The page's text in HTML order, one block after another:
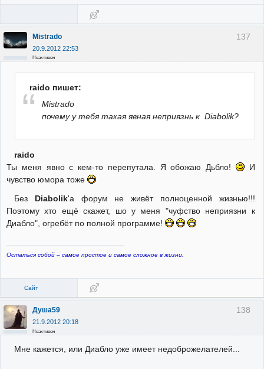
137
Mistrado
20.9.2012 22:53
Неактивен
raido пишет:
Mistrado
почему у тебя такая явная неприязнь к Diabolik?
raido
Ты меня явно с кем-то перепутала. Я обожаю Дьбло!
И
чувство юмора тоже
Без Diabolik'a форум не живёт полноценной жизнью!!!
Поэтому хто ещё скажет, шо у меня "чуфство неприязни к
Диабло", огребёт по полной программе!
Остаться собой – самое простое и самое сложное в жизни.
Сайт
138
Душа59
21.9.2012 20:18
Неактивен
Мне кажется, или Диабло уже имеет недоброжелателей...